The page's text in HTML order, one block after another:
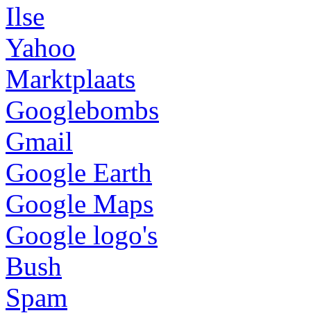
Ilse
Yahoo
Marktplaats
Googlebombs
Gmail
Google Earth
Google Maps
Google logo's
Bush
Spam